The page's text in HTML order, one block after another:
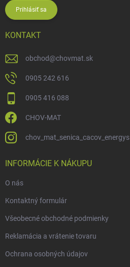
Prihlásiť sa
KONTAKT
obchod@chovmat.sk
0905 242 616
0905 416 088
CHOV-MAT
chov_mat_senica_cacov_energys
INFORMÁCIE K NÁKUPU
O nás
Kontaktný formulár
Všeobecné obchodné podmienky
Reklamácia a vrátenie tovaru
Ochrana osobných údajov